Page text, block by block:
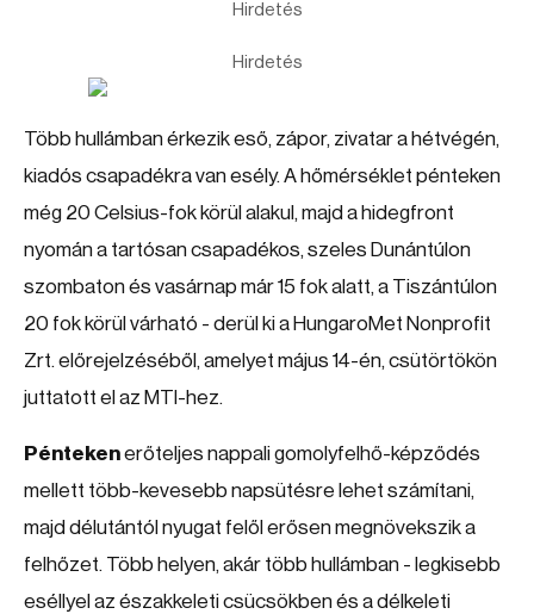
Hirdetés
Hirdetés
Több hullámban érkezik eső, zápor, zivatar a hétvégén,
kiadós csapadékra van esély. A hőmérséklet pénteken
még 20 Celsius-fok körül alakul, majd a hidegfront
nyomán a tartósan csapadékos, szeles Dunántúlon
szombaton és vasárnap már 15 fok alatt, a Tiszántúlon
20 fok körül várható - derül ki a HungaroMet Nonprofit
Zrt. előrejelzéséből, amelyet május 14-én, csütörtökön
juttatott el az MTI-hez.
Péntekenerőteljes nappali gomolyfelhő-képződés
mellett több-kevesebb napsütésre lehet számítani,
majd délutántól nyugat felől erősen megnövekszik a
felhőzet. Több helyen, akár több hullámban - legkisebb
eséllyel az északkeleti csücsökben és a délkeleti